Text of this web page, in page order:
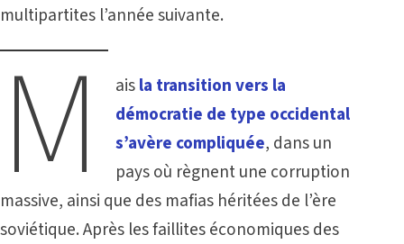
multipartites l’année suivante.
M aisla transition vers la
démocratie de type occidental
s’avère compliquée, dans un
pays où règnent une corruption
massive, ainsi que des mafias héritées de l’ère
soviétique. Après les faillites économiques des